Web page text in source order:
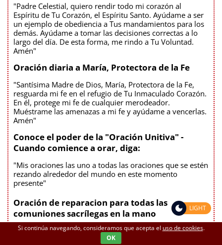
"Padre Celestial, quiero rendir todo mi corazón al
Espíritu de Tu Corazón, el Espíritu Santo. Ayúdame a ser
un ejemplo de obediencia a Tus mandamientos para los
demás. Ayúdame a tomar las decisiones correctas a lo
largo del día. De esta forma, me rindo a Tu Voluntad.
Amén"
Oración diaria a María, Protectora de la Fe
"Santísima Madre de Dios, María, Protectora de la Fe,
resguarda mi fe en el refugio de Tu Inmaculado Corazón.
En él, protege mi fe de cualquier merodeador.
Muéstrame las amenazas a mi fe y ayúdame a vencerlas.
Amén"
Conoce el poder de la "Oración Unitiva" -
Cuando comience a orar, diga:
"Mis oraciones las uno a todas las oraciones que se estén
rezando alrededor del mundo en este momento
presente"
Oración de reparacion para todas las
comuniones sacrílegas en la mano
"Oh, Cuerpo y Sangre de Jesús Sacramentado, os amo y
os pido perdón y misericordia; os desagravio en unión
Si continúa navegando, consideramos que acepta el uso de cookies.
OK
LIGHT